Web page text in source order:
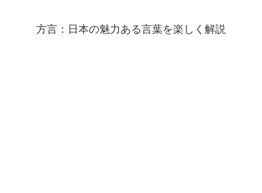
方言：日本の魅力ある言葉を楽しく解説